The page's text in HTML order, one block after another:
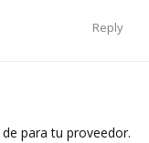
Reply
para tu proveedor.